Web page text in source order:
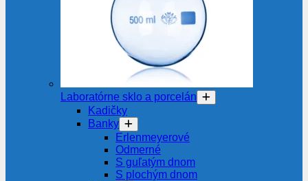
Laboratórne sklo a porcelán
Kadičky
Banky
Erlenmeyerové
Odmerné
S guľatým dnom
S plochým dnom